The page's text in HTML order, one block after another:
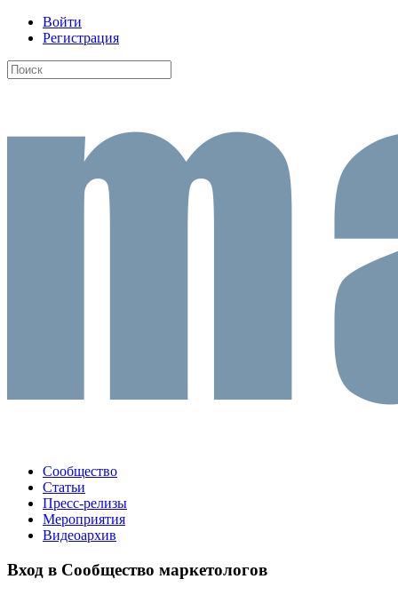
Войти
Регистрация
Сообщество
Статьи
Пресс-релизы
Мероприятия
Видеоархив
Вход в Сообщество маркетологов